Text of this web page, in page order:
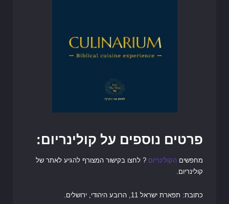
פרטים נוספים על קולינריום:
מחפשים הקולינריום ? לחצו בקישור המצורף להגיע לאתר של
קולינריום.
כתובת: תפארת ישראל 11, הרובע היהודי, ירושלים.